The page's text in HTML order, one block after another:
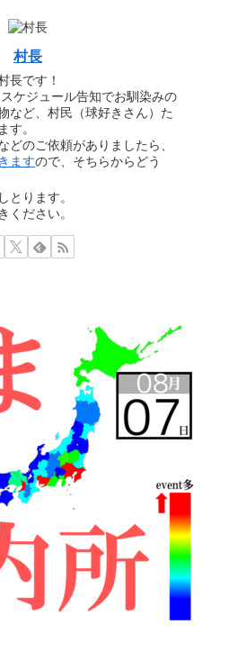
村長
長です！
ケジュール告知でお馴染みの
など、村民（球好きさん）た
す。
どのご依頼がありましたら、
ますので、そちらからどう
とります。
ください。